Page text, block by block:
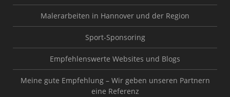
Malerarbeiten in Hannover und der Region
Sport-Sponsoring
Empfehlenswerte Websites und Blogs
Meine gute Empfehlung – Wir geben unseren Partnern
eine Referenz